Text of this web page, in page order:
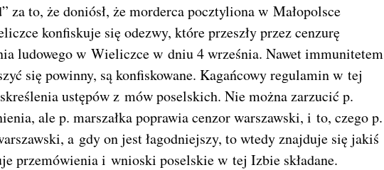
za to, że doniósł, że morderca pocztyliona w Małopolsce
konfiskuje się odezwy, które przeszły przez cenzurę
ludowego w Wieliczce w dniu 4 września. Nawet immunitetem
się powinny, są konfiskowane. Kagańcowy regulamin w tej
ustępów z mów poselskich. Nie można zarzucić p.
ale p. marszałka poprawia cenzor warszawski, i to, czego p.
a gdy on jest łagodniejszy, to wtedy znajduje się jakiś
przemówienia i wnioski poselskie w tej Izbie składane.